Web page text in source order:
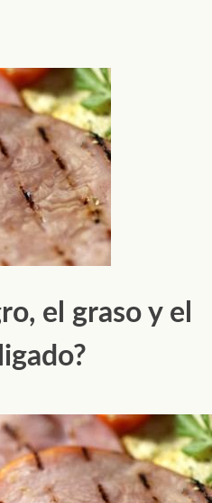
el graso y el